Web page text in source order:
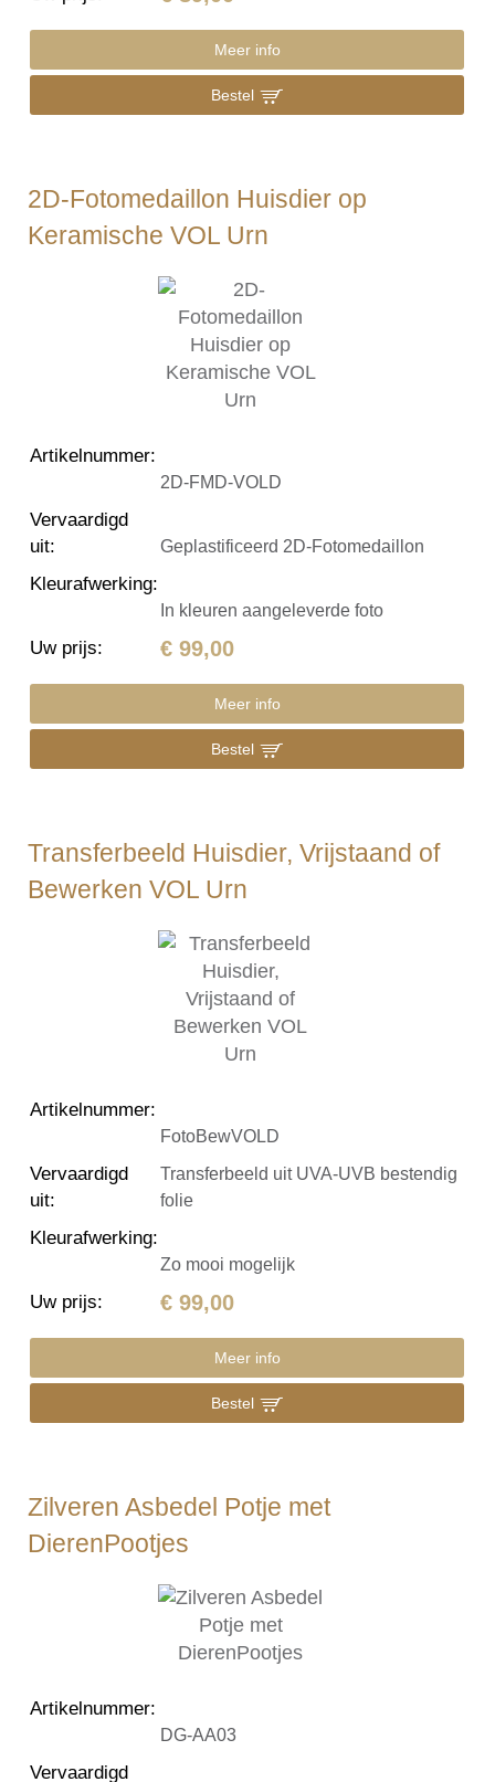
Meer info
Bestel
2D-Fotomedaillon Huisdier op
Keramische VOL Urn
Artikelnummer:
2D-FMD-VOLD
Vervaardigd
uit: Geplastificeerd 2D-Fotomedaillon
Kleurafwerking:
In kleuren aangeleverde foto
Uw prijs: € 99,00
Meer info
Bestel
Transferbeeld Huisdier, Vrijstaand of
Bewerken VOL Urn
Artikelnummer:
FotoBewVOLD
Vervaardigd
uit:
Transferbeeld uit UVA-UVB bestendig
folie
Kleurafwerking:
Zo mooi mogelijk
Uw prijs: € 99,00
Meer info
Bestel
Zilveren Asbedel Potje met
DierenPootjes
Artikelnummer:
DG-AA03
Vervaardigd